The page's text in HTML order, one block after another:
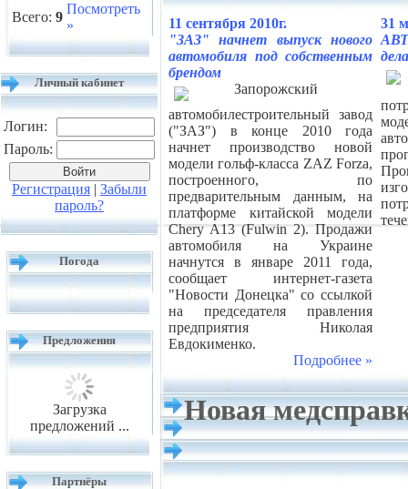
Всего: 9
Посмотреть
»
Личный кабинет
Логин:
Пароль:
Регистрация | Забыли
пароль?
Погода
Предложения
Загрузка
предложений ...
Партнёры
11 сентября 2010г.
"ЗАЗ" начнет выпуск нового
автомобиля под собственным
брендом
Запорожский
автомобилестроительный завод
("ЗАЗ") в конце 2010 года
начнет производство новой
модели гольф-класса ZAZ Forza,
построенного, по
предварительным данным, на
платформе китайской модели
Chery A13 (Fulwin 2). Продажи
автомобиля на Украине
начнутся в январе 2011 года,
сообщает интернет-газета
"Новости Донецка" со ссылкой
на председателя правления
предприятия Николая
Евдокименко.
Подробнее »
31
Новая